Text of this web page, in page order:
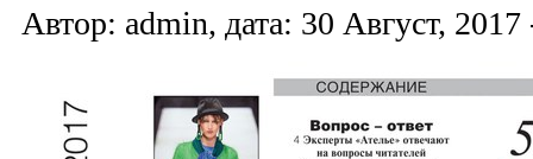
Автор: admin, дата: 30 Август, 2017